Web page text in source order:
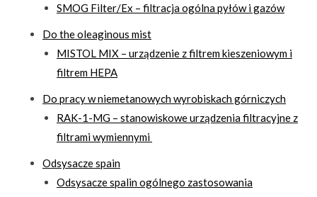
SMOG Filter/Ex – filtracja ogólna pyłów i gazów
Do the oleaginous mist
MISTOL MIX – urządzenie z filtrem kieszeniowym i
filtrem HEPA
Do pracy w niemetanowych wyrobiskach górniczych
RAK-1-MG – stanowiskowe urządzenia filtracyjne z
filtrami wymiennymi
Odsysacze spain
Odsysacze spalin ogólnego zastosowania